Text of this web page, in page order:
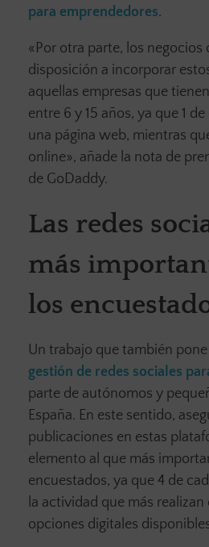
para emprendedores.
«Por otra parte, los negocios
disposición a incorporar
aquellas empresas que
entre 6 y 15 años, ya que 1
una página web, mientras
online», añade la nota de
de GoDaddy.
Las redes
más
los
Un trabajo que también
gestión de redes sociales
parte de autónomos y
España. En este sentido,
publicaciones en estas
elemento al que más
encuestados, ya que 4 de
la actividad que más realizan
opciones digitales